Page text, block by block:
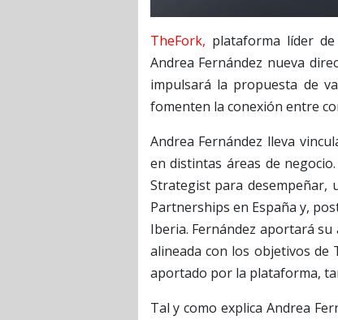
TheFork, plataforma líder
Andrea Fernández nueva
impulsará la propuesta de
fomenten la conexión entre
Andrea Fernández lleva
en distintas áreas de
Strategist para desempeñar,
Partnerships en España y,
Iberia. Fernández aportará
alineada con los objetivos de
aportado por la plataforma,
Tal y como explica Andrea